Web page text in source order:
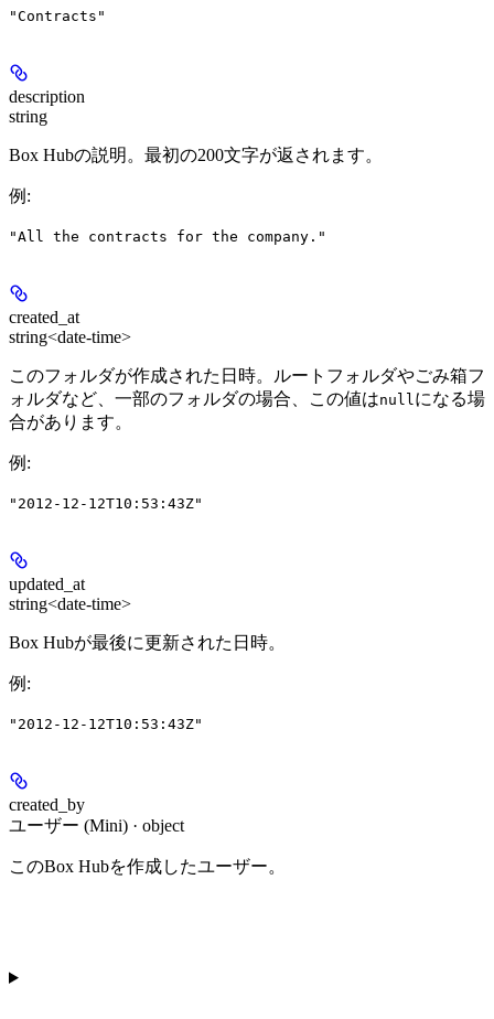
"Contracts"
description
string
Box Hubの説明。最初の200文字が返されます。
例 :
"All the contracts for the company."
created_at
string<date-time>
このフォルダが作成された日時。ルートフォルダやごみ箱フ
ォルダなど、一部のフォルダの場合、この値はnullになる場
合があります。
例 :
"2012-12-12T10:53:43Z"
updated_at
string<date-time>
Box Hubが最後に更新された日時。
例 :
"2012-12-12T10:53:43Z"
created_by
ユーザー (Mini) · object
このBox Hubを作成したユーザー。